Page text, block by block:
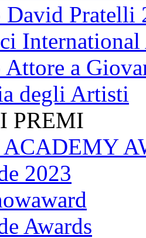
David Pratelli
International
Attore a
degli Artisti
PREMI
ACADEMY
2023
Awards